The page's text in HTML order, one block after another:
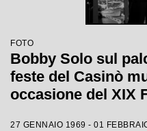
FOTO
Bobby Solo sul
feste del Casinò
occasione del XIX
27 GENNAIO 1969 - 01